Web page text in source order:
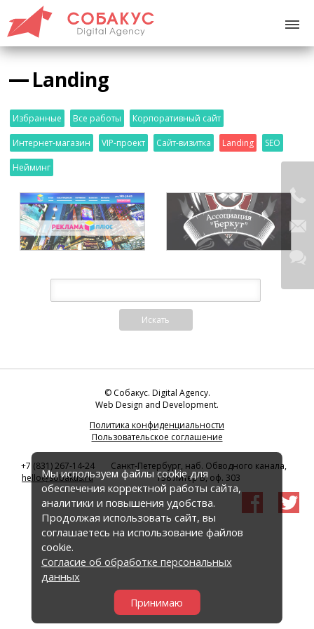
Landing
Избранные Все работы Корпоративный сайт
Интернет-магазин VIP-проект Сайт-визитка Landing SEO
Нейминг
© Собакус. Digital Agency.
Web Design and Development.
Политика конфиденциальности
Пользовательское соглашение
+7 (831) 267-14-24
hello@sobakus.ru
Санкт-Петербург, наб. Обводного канала,
138 литер В, оф. 303
Мы используем файлы cookie для
обеспечения корректной работы сайта,
аналитики и повышения удобства.
Продолжая использовать сайт, вы
соглашаетесь на использование файлов
cookie.
Согласие об обработке персональных
данных
Принимаю